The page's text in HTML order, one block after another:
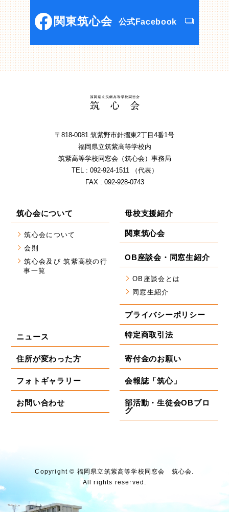
関東筑心会 公式Facebook
〒818-0081 筑紫野市針摺東2丁⽬4番1号
福岡県⽴筑紫⾼等学校内
筑紫⾼等学校同窓会（筑⼼会）事務局
TEL : 092-924-1511 （代表）
FAX : 092-928-0743
筑心会について
筑心会について
会則
筑心会及び 筑紫高校の行
事一覧
母校支援紹介
関東筑心会
OB座談会・同窓生紹介
OB座談会とは
同窓生紹介
プライバシーポリシー
特定商取引法
ニュース
住所が変わった方
フォトギャラリー
お問い合わせ
寄付金のお願い
会報誌「筑心」
部活動・生徒会OBブロ
グ
Copyright © 福岡県⽴筑紫⾼等学校同窓会 筑⼼会.
All rights reserved.